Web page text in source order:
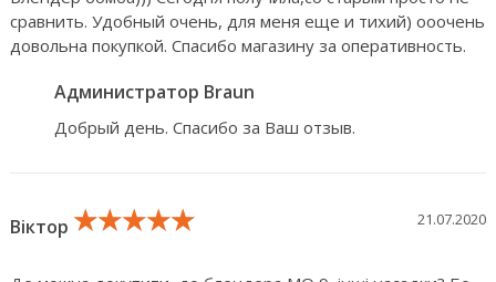
сравнить. Удобный очень, для меня еще и тихий) ооочень
довольна покупкой. Спасибо магазину за оперативность.
Администратор Braun
Добрый день. Спасибо за Ваш отзыв.
Віктор ★★★★★
★★★★★
★★★★★ 21.07.2020